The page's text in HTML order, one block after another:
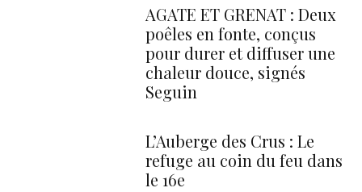
AGATE ET GRENAT : Deux
poêles en fonte, conçus
pour durer et diffuser une
chaleur douce, signés
Seguin
L’Auberge des Crus : Le
refuge au coin du feu dans
le 16e